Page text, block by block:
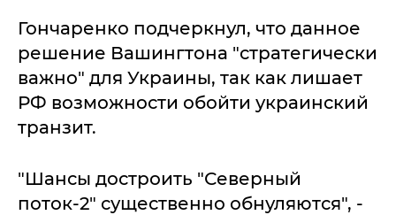
Гончаренко подчеркнул, что данное
решение Вашингтона "стратегически
важно" для Украины, так как лишает
РФ возможности обойти украинский
транзит.
"Шансы достроить "Северный
поток-2" существенно обнуляются", -